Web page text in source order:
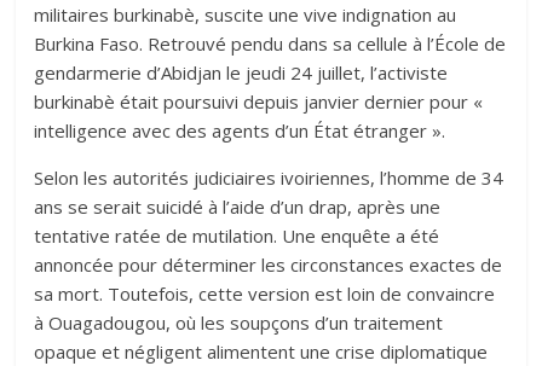
militaires burkinabè, suscite une vive indignation au
Burkina Faso. Retrouvé pendu dans sa cellule à l’École de
gendarmerie d’Abidjan le jeudi 24 juillet, l’activiste
burkinabè était poursuivi depuis janvier dernier pour «
intelligence avec des agents d’un État étranger ».
Selon les autorités judiciaires ivoiriennes, l’homme de 34
ans se serait suicidé à l’aide d’un drap, après une
tentative ratée de mutilation. Une enquête a été
annoncée pour déterminer les circonstances exactes de
sa mort. Toutefois, cette version est loin de convaincre
à Ouagadougou, où les soupçons d’un traitement
opaque et négligent alimentent une crise diplomatique